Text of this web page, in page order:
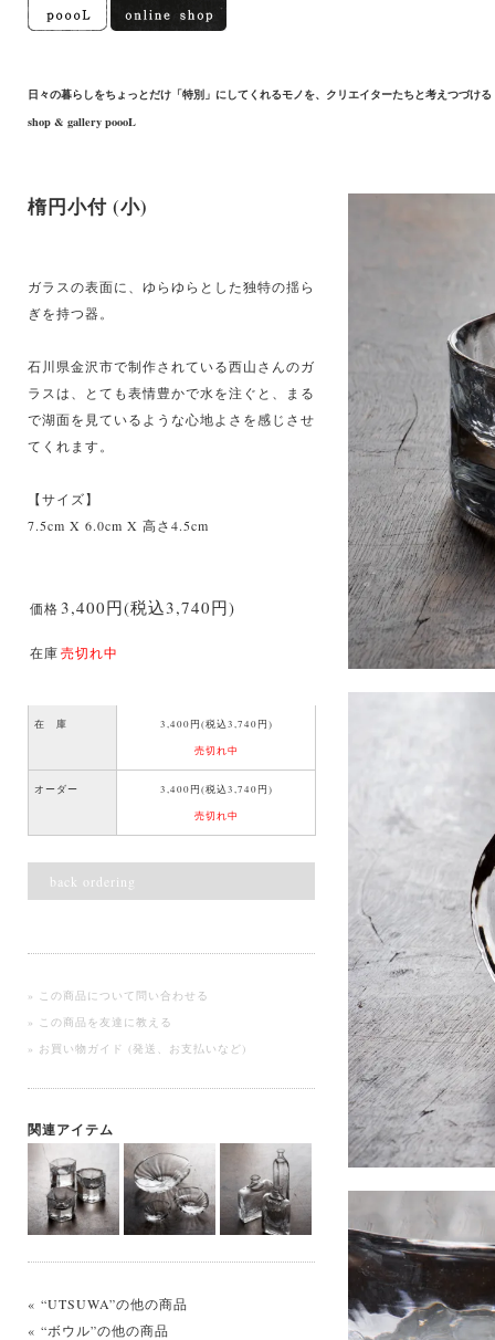
日々の暮らしをちょっとだけ「特別」にしてくれるモノを、クリエイターたちと考えつづける
shop & gallery poooL
楕円小付 (小)
ガラスの表面に、ゆらゆらとした独特の揺ら
ぎを持つ器。
石川県金沢市で制作されている西山さんのガ
ラスは、とても表情豊かで水を注ぐと、まる
で湖面を見ているような心地よさを感じさせ
てくれます。
【サイズ】
7.5cm X 6.0cm X 高さ4.5cm
価格3,400円(税込3,740円)
在庫売切れ中
在 庫
3,400円(税込3,740円)
売切れ中
オーダー
3,400円(税込3,740円)
売切れ中
back ordering
» この商品について問い合わせる
» この商品を友達に教える
» お買い物ガイド (発送、お支払いなど)
関連アイテム
« “UTSUWA”の他の商品
« “ボウル”の他の商品